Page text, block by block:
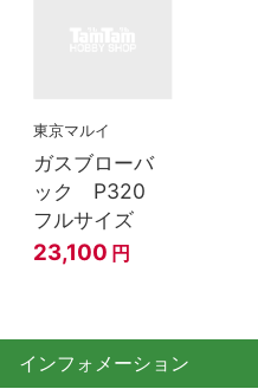
東京マルイ
ガスブローバ
ック P320
フルサイズ
23,100 円
インフォメーション